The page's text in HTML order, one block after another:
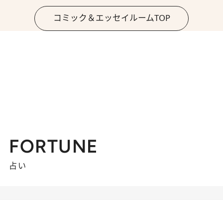
コミック＆エッセイルームTOP
FORTUNE
占い